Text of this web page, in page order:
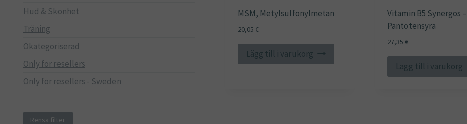
MSM, Metylsulfonylmetan
20,05 €
Lägg till i varukorg
Vitamin B5 Synergos –
Pantotensyra
27,35 €
Lägg till i varukorg
Hud & Skönhet
Träning
Okategoriserad
Only for resellers
Only for resellers - Sweden
Rensa filter